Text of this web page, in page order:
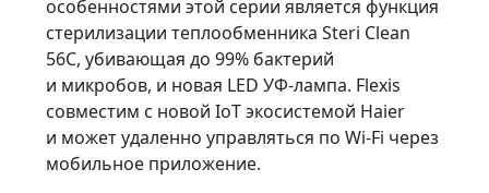
особенностями этой серии является функция
стерилизации теплообменника Steri Clean
56C, убивающая до 99% бактерий
и микробов, и новая LED УФ-лампа. Flexis
совместим с новой IoT экосистемой Haier
и может удаленно управляться по Wi-Fi через
мобильное приложение.